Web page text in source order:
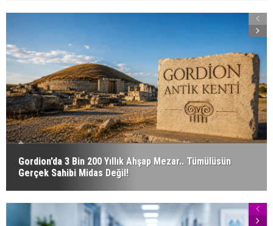
Gordion’da 3 Bin 200 Yıllık Ahşap Mezar.. Tümülüsün
Gerçek Sahibi Midas Değil!